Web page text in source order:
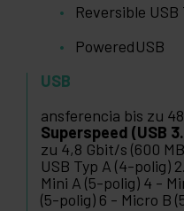
Reversible USB
PoweredUSB
USB
ansferencia bis zu
Superspeed (USB
zu 4,8 Gbit/s (600
USB Typ A (4-polig)
Mini A (5-polig) 4 -
(5-polig) 6 - Micro B